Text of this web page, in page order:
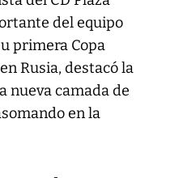
del equipo
primera Copa
Rusia, destacó la
nueva camada de
en la